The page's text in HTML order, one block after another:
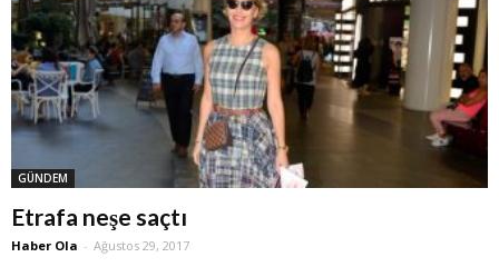
GÜNDEM
Etrafa neşe saçtı
Haber Ola - Ağustos 29, 2017